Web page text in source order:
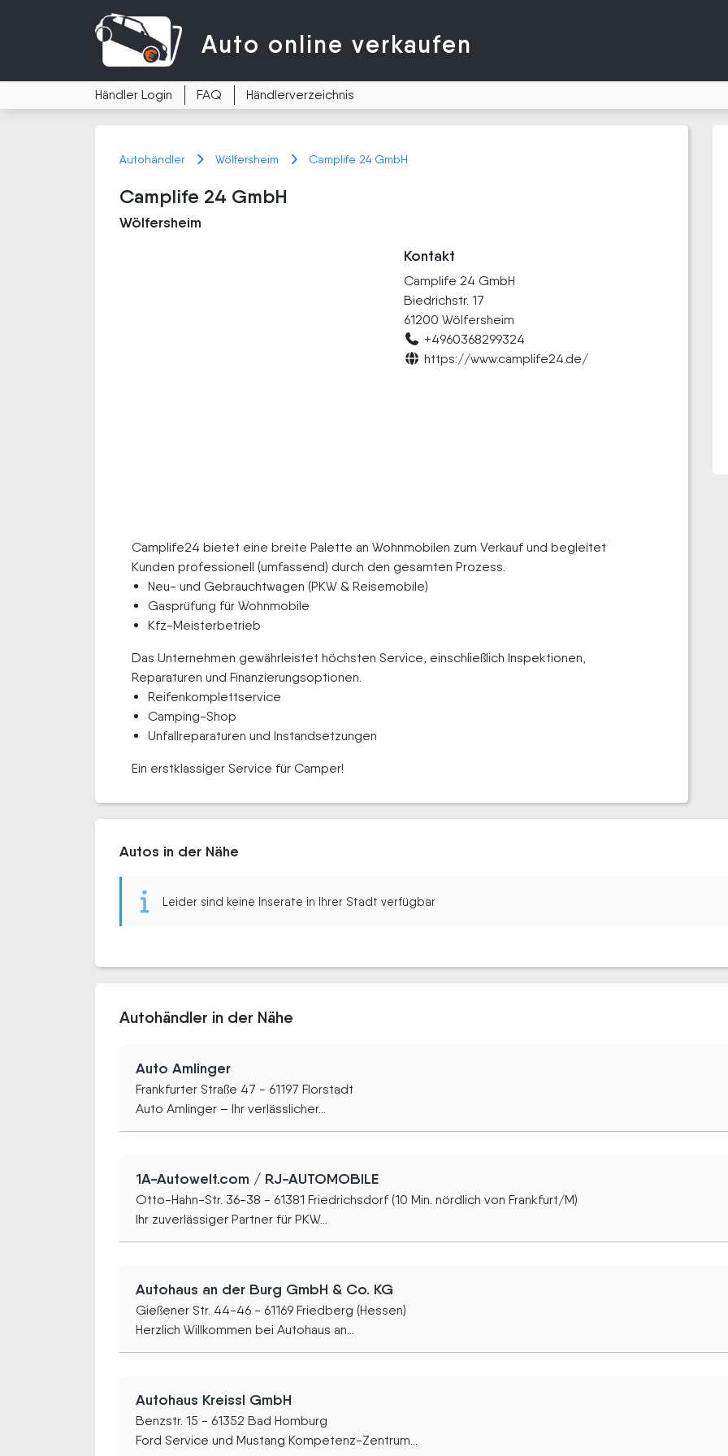
Auto online verkaufen
Händler Login FAQ Händlerverzeichnis
Autohändler Wölfersheim Camplife 24 GmbH
Camplife 24 GmbH
Wölfersheim
Kontakt
Camplife 24 GmbH
Biedrichstr. 17
61200 Wölfersheim
+4960368299324
https://www.camplife24.de/
Camplife24 bietet eine breite Palette an Wohnmobilen zum Verkauf und begleitet
Kunden professionell (umfassend) durch den gesamten Prozess.
Neu- und Gebrauchtwagen (PKW & Reisemobile)
Gasprüfung für Wohnmobile
Kfz-Meisterbetrieb
Das Unternehmen gewährleistet höchsten Service, einschließlich Inspektionen,
Reparaturen und Finanzierungsoptionen.
Reifenkomplettservice
Camping-Shop
Unfallreparaturen und Instandsetzungen
Ein erstklassiger Service für Camper!
Autos in der Nähe
Leider sind keine Inserate in Ihrer Stadt verfügbar
Autohändler in der Nähe
Auto Amlinger
Frankfurter Straße 47 - 61197 Florstadt
Auto Amlinger – Ihr verlässlicher...
1A-Autowelt.com / RJ-AUTOMOBILE
Otto-Hahn-Str. 36-38 - 61381 Friedrichsdorf (10 Min. nördlich von Frankfurt/M)
Ihr zuverlässiger Partner für PKW...
Autohaus an der Burg GmbH & Co. KG
Gießener Str. 44-46 - 61169 Friedberg (Hessen)
Herzlich Willkommen bei Autohaus an...
Autohaus Kreissl GmbH
Benzstr. 15 - 61352 Bad Homburg
Ford Service und Mustang Kompetenz-Zentrum...